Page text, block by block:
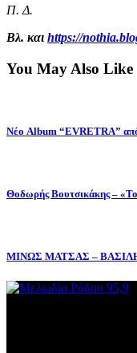
Π. Δ.
Βλ. και https://
You May Also Like
Νέο Album “EVRETRA”
Θοδωρής Βουτσικάκης –
ΜΙΝΩΣ ΜΑΤΣΑΣ –